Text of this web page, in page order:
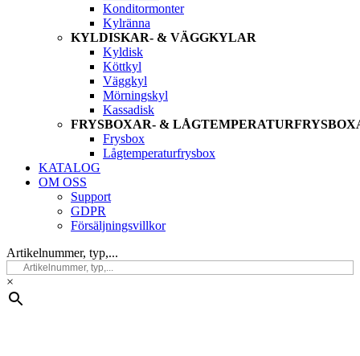
Konditormonter
Kylränna
KYLDISKAR- & VÄGGKYLAR
Kyldisk
Köttkyl
Väggkyl
Mörningskyl
Kassadisk
FRYSBOXAR- &
Frysbox
Lågtemperaturfrysbox
KATALOG
OM OSS
Support
GDPR
Försäljningsvillkor
Artikelnummer, typ,...
×